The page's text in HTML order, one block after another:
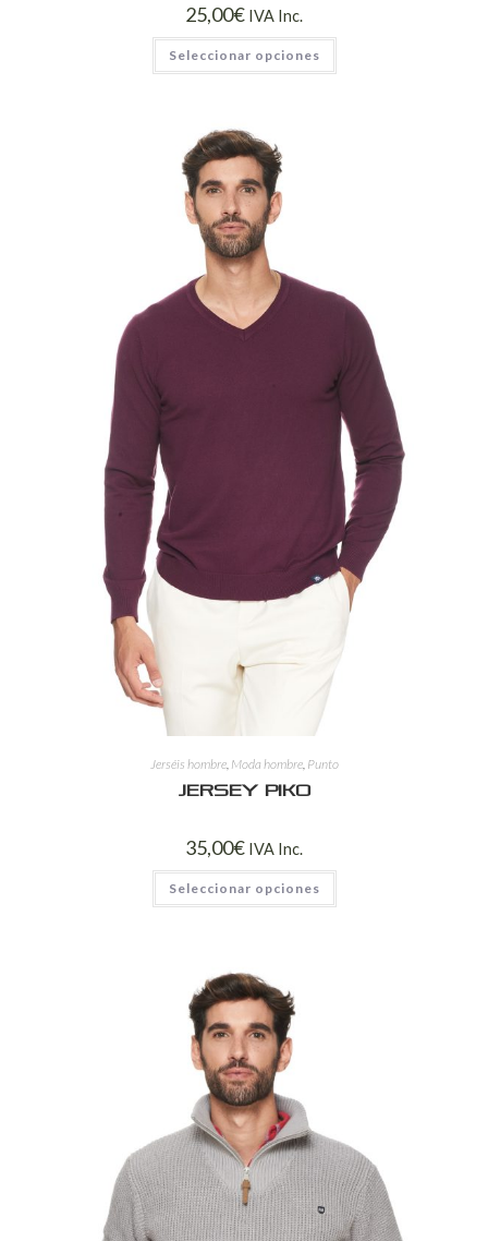
25,00€ IVA Inc.
Seleccionar opciones
Jerséis hombre, Moda hombre, Punto
Jersey PIKO
35,00€ IVA Inc.
Seleccionar opciones